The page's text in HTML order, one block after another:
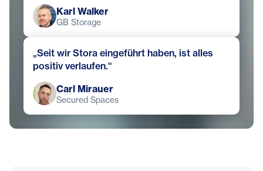
Karl Walker
GB Storage
„Seit wir Stora eingeführt haben, ist alles
positiv verlaufen.“
Carl Mirauer
Secured Spaces